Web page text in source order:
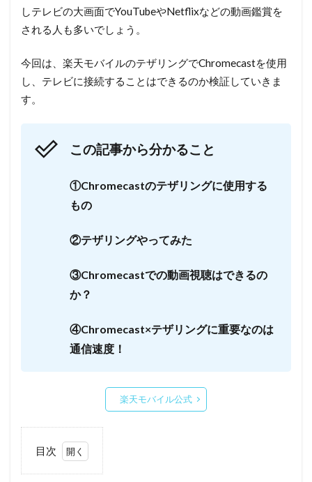
しテレビの大画面でYouTubeやNetflixなどの動画鑑賞を
される人も多いでしょう。
今回は、楽天モバイルのテザリングでChromecastを使用
し、テレビに接続することはできるのか検証していきま
す。
この記事から分かること
①Chromecastのテザリングに使用する
もの
②テザリングやってみた
③Chromecastでの動画視聴はできるの
か？
④Chromecast×テザリングに重要なのは
通信速度！
楽天モバイル公式
目次